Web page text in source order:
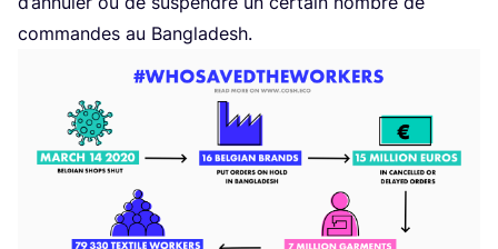
com­mandes au Bangladesh.